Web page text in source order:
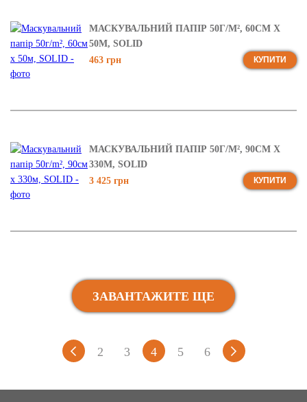
МАСКУВАЛЬНИЙ ПАПІР 50Г/M², 60СМ Х
50М, SOLID
463 грн
КУПИТИ
МАСКУВАЛЬНИЙ ПАПІР 50Г/M², 90СМ Х
330М, SOLID
3 425 грн
КУПИТИ
ЗАВАНТАЖИТЕ ЩЕ
2 3 4 5 6